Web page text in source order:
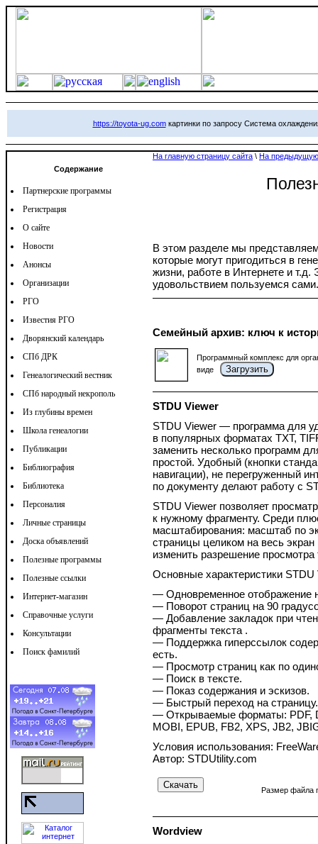
https://toyota-ug.comкартинки по запросу Система
Содержание
Партнерские программы
Регистрация
О сайте
Новости
Анонсы
Организации
РГО
Известия РГО
Дворянский календарь
СПб ДРК
Генеалогический вестник
СПб народный некрополь
Из глубины времен
Школа генеалогии
Публикации
Библиография
Библиотека
Персоналия
Личные страницы
Доска объявлений
Полезные программы
Полезные ссылки
Интернет-магазин
Справочные услуги
Консультации
Поиск фамилий
На главную страницу сайта \ На предыдущую
В этом разделе мы
которые могут пригодиться в
жизни, работе в Интернете и
удовольствием пользуемся сами.
Семейный архив: ключ к
Программный комплекс для
виде
Загрузить
STDU Viewer
STDU Viewer — программа для
в популярных форматах TXT,
заменить несколько программ
простой. Удобный (кнопки
навигации), не перегруженный
по документу делают работу с
STDU Viewer позволяет
к нужному фрагменту. Среди
масштабирования: масштаб по
страницы целиком на весь
изменить разрешение
Основные характеристики STDU
— Одновременное отображение
— Поворот страниц на 90
— Добавление закладок при
фрагменты текста .
— Поддержка гиперссылок
есть.
— Просмотр страниц как по
— Поиск в тексте.
— Показ содержания и эскизов.
— Быстрый переход на страницу.
— Открываемые форматы: PDF,
MOBI, EPUB, FB2, XPS, JB2,
Условия использования:
Автор: STDUtility.com
Размер файла
Wordview